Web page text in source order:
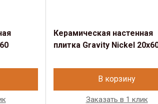
Керамическая настенная
плитка Gravity Nickel
В корзину
Заказать в 1 клик